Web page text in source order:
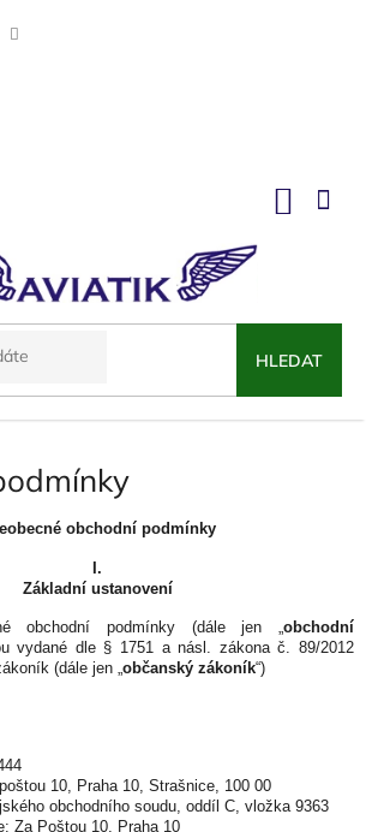
HLEDAT
obchodní podmínky
I.
Základní ustanovení
obchodní podmínky (dále jen „obchodní
vydané dle § 1751 a násl. zákona č. 89/2012
(dále jen „občanský zákoník“)
10, Praha 10, Strašnice, 100 00
obchodního soudu, oddíl C, vložka 9363
Za Poštou 10, Praha 10